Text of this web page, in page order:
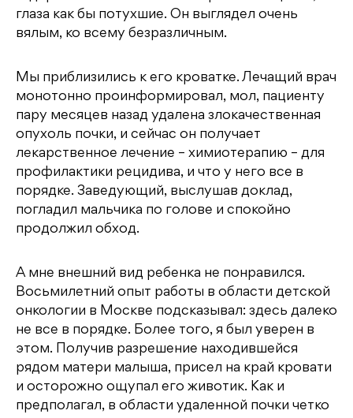
глаза как бы потухшие. Он выглядел очень
вялым, ко всему безразличным.
Мы приблизились к его кроватке. Лечащий врач
монотонно проинформировал, мол, пациенту
пару месяцев назад удалена злокачественная
опухоль почки, и сейчас он получает
лекарственное лечение – химиотерапию – для
профилактики рецидива, и что у него все в
порядке. Заведующий, выслушав доклад,
погладил мальчика по голове и спокойно
продолжил обход.
А мне внешний вид ребенка не понравился.
Восьмилетний опыт работы в области детской
онкологии в Москве подсказывал: здесь далеко
не все в порядке. Более того, я был уверен в
этом. Получив разрешение находившейся
рядом матери малыша, присел на край кровати
и осторожно ощупал его животик. Как и
предполагал, в области удаленной почки четко